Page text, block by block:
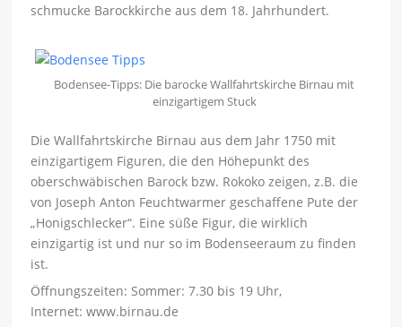
schmucke Barockkirche aus dem 18. Jahrhundert.
Bodensee-Tipps: Die barocke Wallfahrtskirche Birnau mit
einzigartigem Stuck
Die Wallfahrtskirche Birnau aus dem Jahr 1750 mit
einzigartigem Figuren, die den Höhepunkt des
oberschwäbischen Barock bzw. Rokoko zeigen, z.B. die
von Joseph Anton Feuchtwarmer geschaffene Pute der
„Honigschlecker“. Eine süße Figur, die wirklich
einzigartig ist und nur so im Bodenseeraum zu finden
ist.
Öffnungszeiten: Sommer: 7.30 bis 19 Uhr,
Internet: www.birnau.de